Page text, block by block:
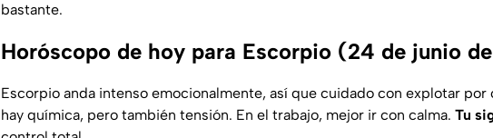
bastante.
Horóscopo de hoy para Escorpio (24 de junio
Escorpio anda intenso emocionalmente, así que cuidado con explotar por
hay química, pero también tensión. En el trabajo, mejor ir con calma. Tu